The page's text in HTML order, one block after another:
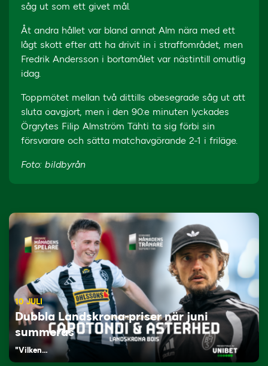
såg ut som ett givet mål.
Åt andra hållet var bland annat Alm nära med ett
lågt skott efter att ha drivit in i straffområdet, men
Fredrik Andersson i bortamålet var nästintill omutlig
idag.
Toppmötet mellan två dittills obesegrade såg ut att
sluta oavgjort, men i den 90:e minuten lyckades
Örgrytes Filip Almström Tähti ta sig förbi sin
försvarare och sätta matchavgörande 2-1 i friläge.
Foto: bildbyrån
10 JULI
Dubbla Landskrona-priser när juni
summeras
"Vilken…